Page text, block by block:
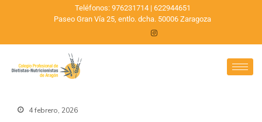
Teléfonos: 976231714 | 622944651
Paseo Gran Vía 25, entlo. dcha. 50006 Zaragoza
4 febrero, 2026